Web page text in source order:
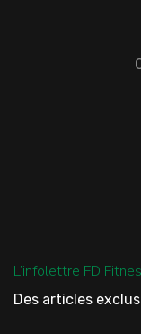
L’infolettre FD
Des articles